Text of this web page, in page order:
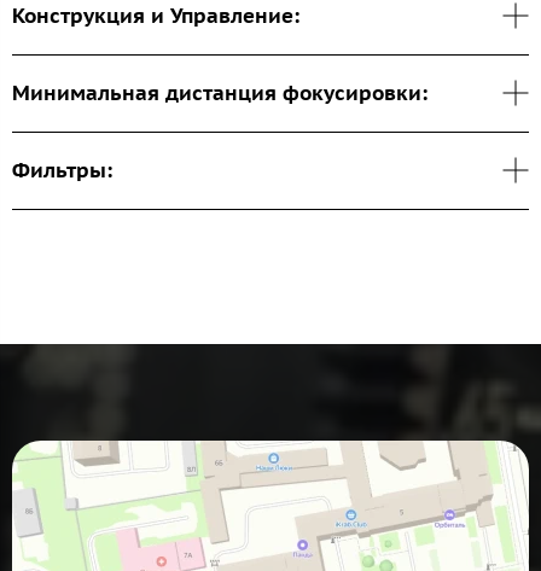
Конструкция и Управление:
Минимальная дистанция фокусировки:
Фильтры: